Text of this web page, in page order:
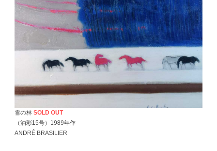
雪の林 SOLD OUT
（油彩15号）1989年作
ANDRÉ BRASILIER